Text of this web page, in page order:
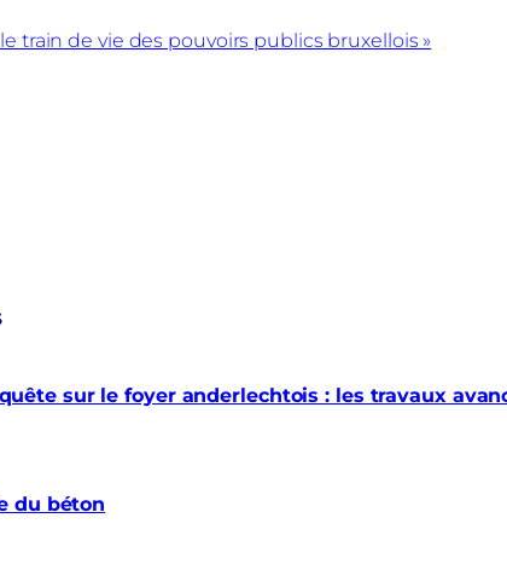
train de vie des pouvoirs publics bruxellois »
sur le foyer anderlechtois : les travaux
du béton